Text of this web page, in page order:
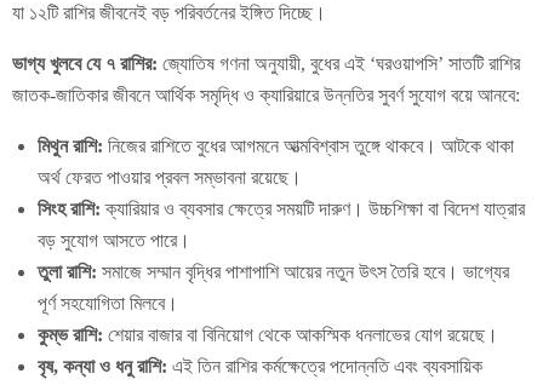
যা ১২টি রাশির জীবনেই বড় পরিবর্তনের ইঙ্গিত দিচ্ছে।
ভাগ্য খুলবে যে ৭ রাশির: জ্যোতিষ গণনা অনুযায়ী, বুধের এই ‘ঘরওয়াপসি’ সাতটি রাশির
জাতক-জাতিকার জীবনে আর্থিক সমৃদ্ধি ও ক্যারিয়ারে উন্নতির সুবর্ণ সুযোগ বয়ে আনবে:
মিথুন রাশি: নিজের রাশিতে বুধের আগমনে আত্মবিশ্বাস তুঙ্গে থাকবে। আটকে থাকা
অর্থ ফেরত পাওয়ার প্রবল সম্ভাবনা রয়েছে।
সিংহ রাশি: ক্যারিয়ার ও ব্যবসার ক্ষেত্রে সময়টি দারুণ। উচ্চশিক্ষা বা বিদেশ যাত্রার
বড় সুযোগ আসতে পারে।
তুলা রাশি: সমাজে সম্মান বৃদ্ধির পাশাপাশি আয়ের নতুন উৎস তৈরি হবে। ভাগ্যের
পূর্ণ সহযোগিতা মিলবে।
কুম্ভ রাশি: শেয়ার বাজার বা বিনিয়োগ থেকে আকস্মিক ধনলাভের যোগ রয়েছে।
বৃষ, কন্যা ও ধনু রাশি: এই তিন রাশির কর্মক্ষেত্রে পদোন্নতি এবং ব্যবসায়িক